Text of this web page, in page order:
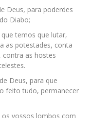
Deus, para poderdes
Diabo;
temos que lutar,
as potestades, conta
contra as hostes
Deus, para que
feito tudo, permanecer
os vossos lombos com